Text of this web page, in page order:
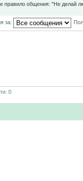
правило общения: "Не делай
за:
0